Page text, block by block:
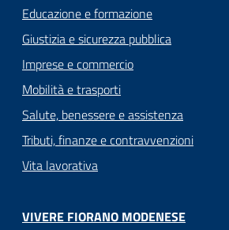
Educazione e formazione
Giustizia e sicurezza pubblica
Imprese e commercio
Mobilità e trasporti
Salute, benessere e assistenza
Tributi, finanze e contravvenzioni
Vita lavorativa
VIVERE FIORANO MODENESE